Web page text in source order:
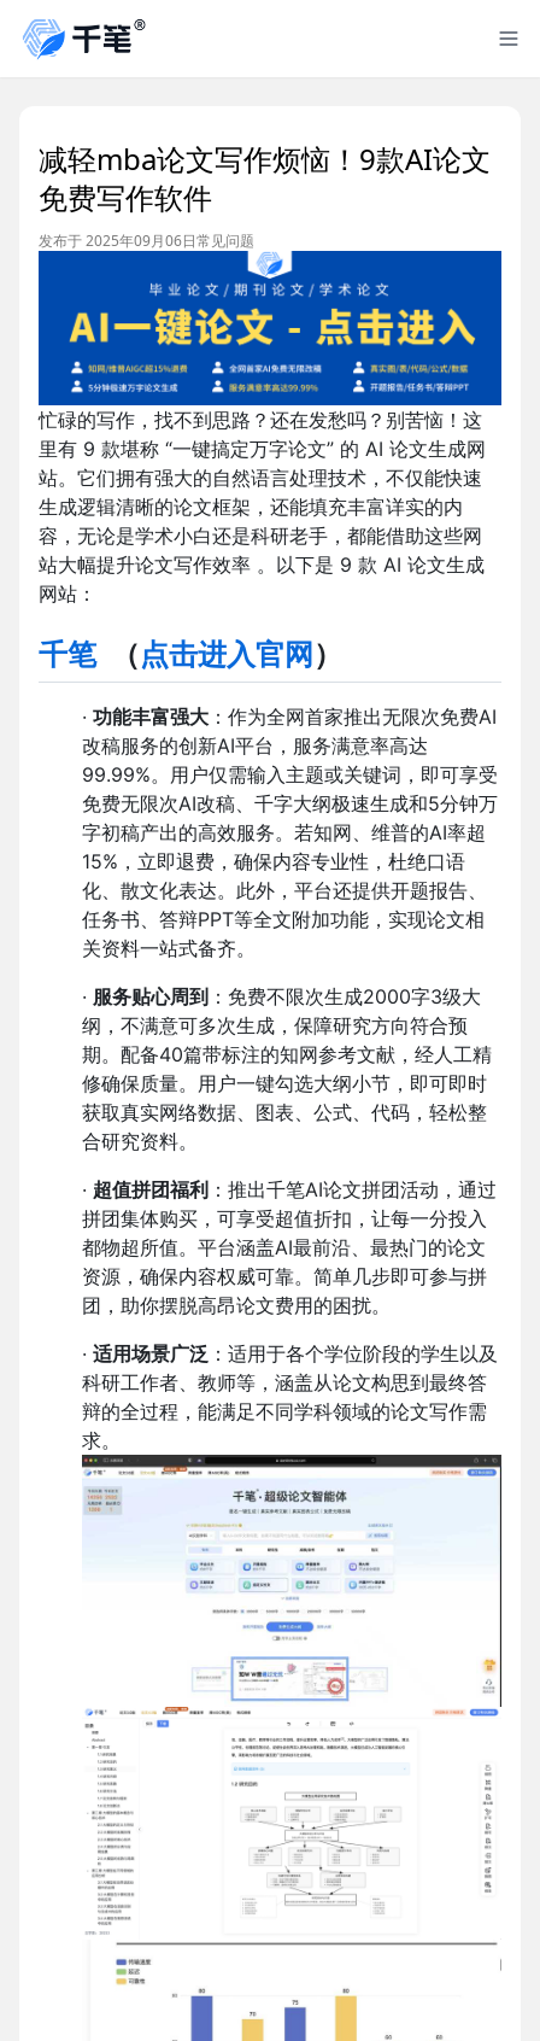
减轻mba论文写作烦恼！9款AI论文
免费写作软件
发布于 2025年09月06日常见问题
忙碌的写作，找不到思路？还在发愁吗？别苦恼！这
里有 9 款堪称 “一键搞定万字论文” 的 AI 论文生成网
站。它们拥有强大的自然语言处理技术，不仅能快速
生成逻辑清晰的论文框架，还能填充丰富详实的内
容，无论是学术小白还是科研老手，都能借助这些网
站大幅提升论文写作效率 。以下是 9 款 AI 论文生成
网站：
千笔（点击进入官网 ）
· 功能丰富强大 ：作为全网首家推出无限次免费AI
改稿服务的创新AI平台，服务满意率高达
99.99%。用户仅需输入主题或关键词，即可享受
免费无限次AI改稿、千字大纲极速生成和5分钟万
字初稿产出的高效服务。若知网、维普的AI率超
15%，立即退费，确保内容专业性，杜绝口语
化、散文化表达。此外，平台还提供开题报告、
任务书、答辩PPT等全文附加功能，实现论文相
关资料一站式备齐。
· 服务贴心周到 ：免费不限次生成2000字3级大
纲，不满意可多次生成，保障研究方向符合预
期。配备40篇带标注的知网参考文献，经人工精
修确保质量。用户一键勾选大纲小节，即可即时
获取真实网络数据、图表、公式、代码，轻松整
合研究资料。
· 超值拼团福利 ：推出千笔AI论文拼团活动，通过
拼团集体购买，可享受超值折扣，让每一分投入
都物超所值。平台涵盖AI最前沿、最热门的论文
资源，确保内容权威可靠。简单几步即可参与拼
团，助你摆脱高昂论文费用的困扰。
· 适用场景广泛 ：适用于各个学位阶段的学生以及
科研工作者、教师等，涵盖从论文构思到最终答
辩的全过程，能满足不同学科领域的论文写作需
求。